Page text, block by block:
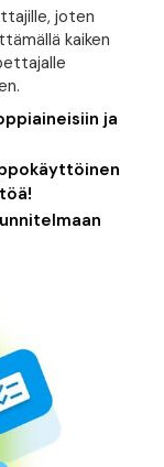
joten
kaiken
ja